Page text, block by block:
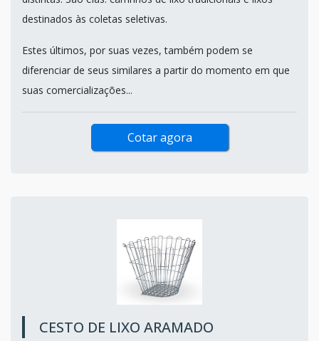
destinados às coletas seletivas.
Estes últimos, por suas vezes, também podem se
diferenciar de seus similares a partir do momento em que
suas comercializações...
Cotar agora
CESTO DE LIXO ARAMADO